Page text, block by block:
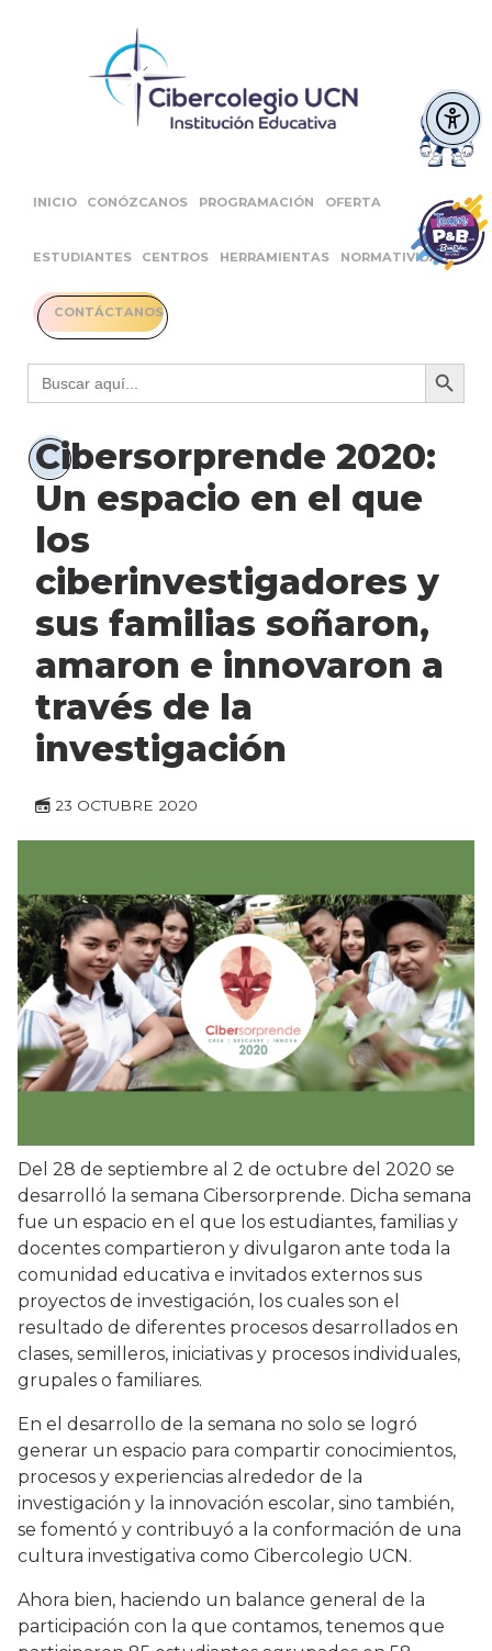
INICIO CONÓZCANOS PROGRAMACIÓN OFERTA
ESTUDIANTES CENTROS HERRAMIENTAS NORMATIVIDAD
CONTÁCTANOS
Buscar: Botón
Cibersorprende 2020:
Un espacio en el que
los
ciberinvestigadores y
sus familias soñaron,
amaron e innovaron a
través de la
investigación
23 OCTUBRE 2020
Del 28 de septiembre al 2 de octubre del 2020 se
desarrolló la semana Cibersorprende. Dicha semana
fue un espacio en el que los estudiantes, familias y
docentes compartieron y divulgaron ante toda la
comunidad educativa e invitados externos sus
proyectos de investigación, los cuales son el
resultado de diferentes procesos desarrollados en
clases, semilleros, iniciativas y procesos individuales,
grupales o familiares.
En el desarrollo de la semana no solo se logró
generar un espacio para compartir conocimientos,
procesos y experiencias alrededor de la
investigación y la innovación escolar, sino también,
se fomentó y contribuyó a la conformación de una
cultura investigativa como Cibercolegio UCN.
Ahora bien, haciendo un balance general de la
participación con la que contamos, tenemos que